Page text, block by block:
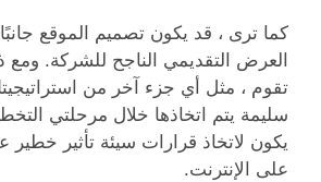
كما ترى ، قد يكون تصميم الموقع
العرض التقديمي الناجح للشركة.
تقوم ، مثل أي جزء آخر من
سليمة يتم اتخاذها خلال مرحلتي
يكون لاتخاذ قرارات سيئة تأثير
على الإنترنت.